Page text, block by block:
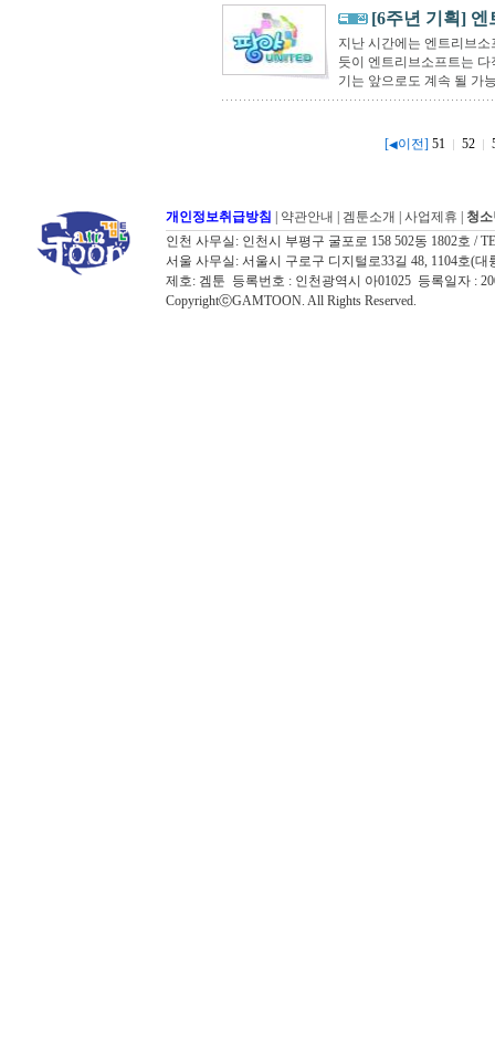
[6주년 기획] 엔
지난 시간에는 엔트리브
듯이 엔트리브소프트는
기는 앞으로도 계속 될 가
[◀이전] 51 52
개인정보취급방침 약관안내 겜툰소개 사업제휴
청
인천 사무실: 인천시 부평구 굴포로 158 502동 1802호 /
서울 사무실: 서울시 구로구 디지털로33길 48, 1104호(대
제호: 겜툰 등록번호 : 인천광역시 아01025 등록일자 :
CopyrightⓒGAMTOON. All Rights Reserved.